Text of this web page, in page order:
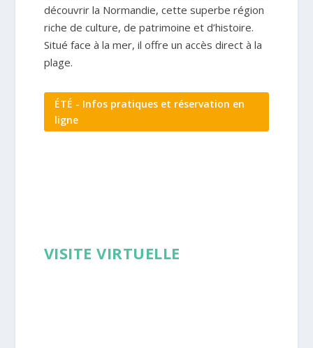
découvrir la Normandie, cette superbe région
riche de culture, de patrimoine et d’histoire.
Situé face à la mer, il offre un accès direct à la
plage.
ÉTÉ - Infos pratiques et réservation en
ligne
VISITE VIRTUELLE